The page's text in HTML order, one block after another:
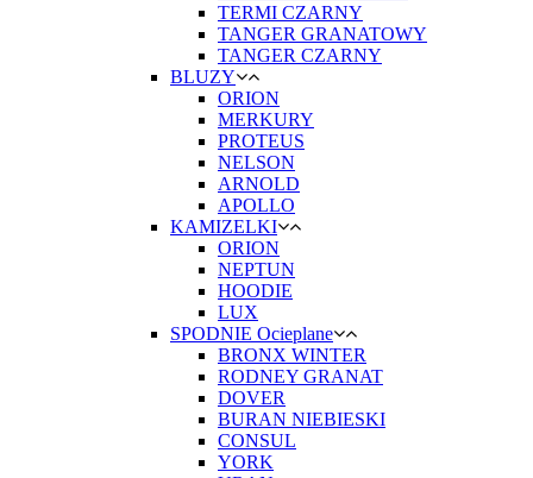
TERMI CZARNY
TANGER GRANATOWY
TANGER CZARNY
BLUZY
ORION
MERKURY
PROTEUS
NELSON
ARNOLD
APOLLO
KAMIZELKI
ORION
NEPTUN
HOODIE
LUX
SPODNIE Ocieplane
BRONX WINTER
RODNEY GRANAT
DOVER
BURAN NIEBIESKI
CONSUL
YORK